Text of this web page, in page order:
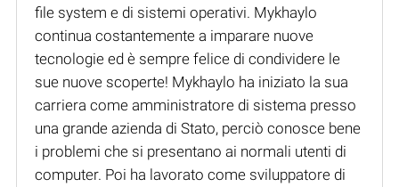
file system e di sistemi operativi. Mykhaylo
continua costantemente a imparare nuove
tecnologie ed è sempre felice di condividere le
sue nuove scoperte! Mykhaylo ha iniziato la sua
carriera come amministratore di sistema presso
una grande azienda di Stato, perciò conosce bene
i problemi che si presentano ai normali utenti di
computer. Poi ha lavorato come sviluppatore di